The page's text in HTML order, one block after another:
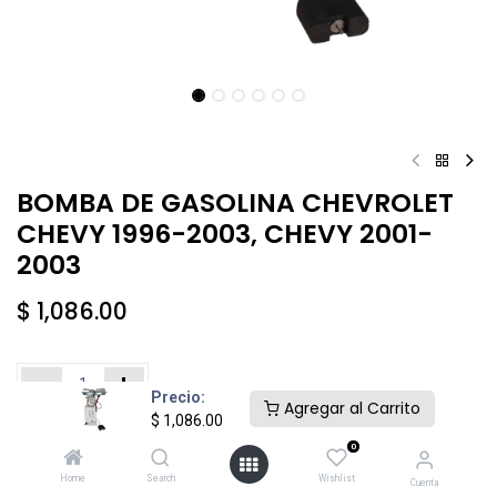
Precio:
$ 1,086.00
Agregar al Carrito
Home Search
0
Wishlist Cuenta
BOMBA DE GASOLINA CHEVROLET
CHEVY 1996-2003, CHEVY 2001-
2003
$ 1,086.00
Añadir al carrito Comprar ahora
Agregar a la lista de deseos